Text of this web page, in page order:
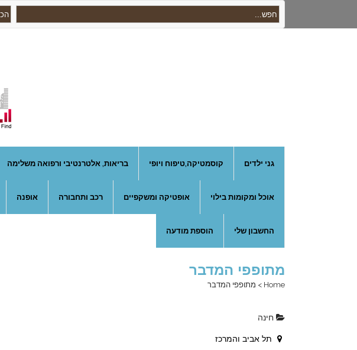
גני ילדים קוסמטיקה,טיפוח ויופי בריאות, אלטרנטיבי ורפואה משלימה
אוכל ומקומות בילוי אופטיקה ומשקפיים רכב ותחבורה אופנה
החשבון שלי הוספת מודעה
מתופפי המדבר
Home
> מתופפי המדבר
חינה
תל אביב והמרכז